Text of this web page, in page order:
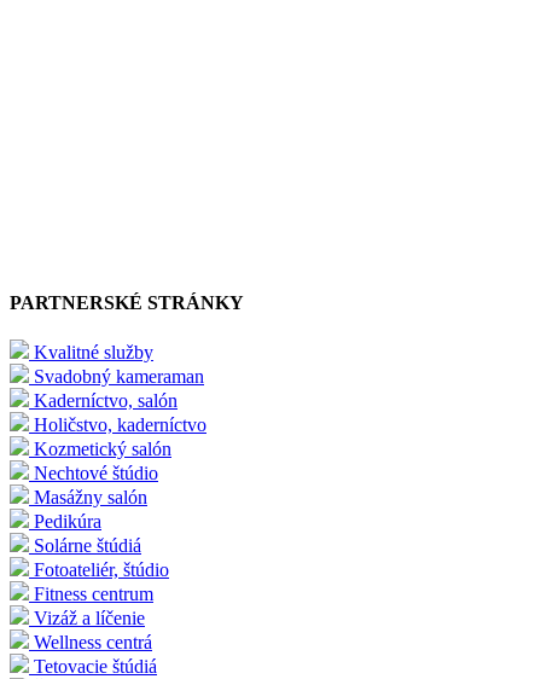
PARTNERSKÉ STRÁNKY
Kvalitné služby
Svadobný kameraman
Kaderníctvo, salón
Holičstvo, kaderníctvo
Kozmetický salón
Nechtové štúdio
Masážny salón
Pedikúra
Solárne štúdiá
Fotoateliér, štúdio
Fitness centrum
Vizáž a líčenie
Wellness centrá
Tetovacie štúdiá